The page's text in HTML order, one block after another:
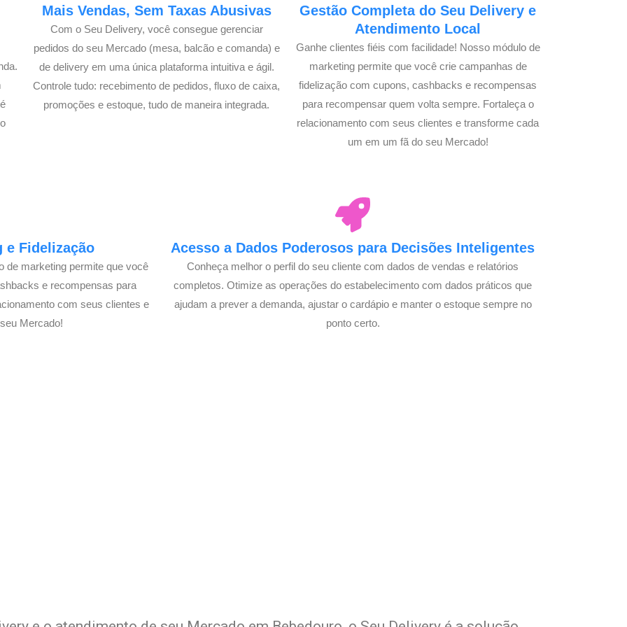
Mais Vendas, Sem Taxas Abusivas
Com o Seu Delivery, você consegue gerenciar
pedidos do seu Mercado (mesa, balcão e comanda) e
de delivery em uma única plataforma intuitiva e ágil.
Controle tudo: recebimento de pedidos, fluxo de caixa,
promoções e estoque, tudo de maneira integrada.
Gestão Completa do Seu Delivery e
Atendimento Local
Ganhe clientes fiéis com facilidade! Nosso módulo de
marketing permite que você crie campanhas de
fidelização com cupons, cashbacks e recompensas
para recompensar quem volta sempre. Fortaleça o
relacionamento com seus clientes e transforme cada
um em um fã do seu Mercado!
e Fidelização
de marketing permite que você
e recompensas para
com seus clientes e
Mercado!
Acesso a Dados Poderosos para Decisões Inteligentes
Conheça melhor o perfil do seu cliente com dados de vendas e relatórios
completos. Otimize as operações do estabelecimento com dados práticos que
ajudam a prever a demanda, ajustar o cardápio e manter o estoque sempre no
ponto certo.